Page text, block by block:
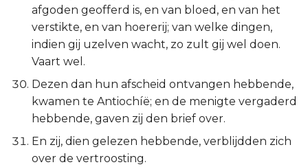
afgoden geofferd is, en van bloed, en van het
verstikte, en van hoererij; van welke dingen,
indien gij uzelven wacht, zo zult gij wel doen.
Vaart wel.
Dezen dan hun afscheid ontvangen hebbende,
kwamen te Antiochíë; en de menigte vergaderd
hebbende, gaven zij den brief over.
En zij, dien gelezen hebbende, verblijdden zich
over de vertroosting.